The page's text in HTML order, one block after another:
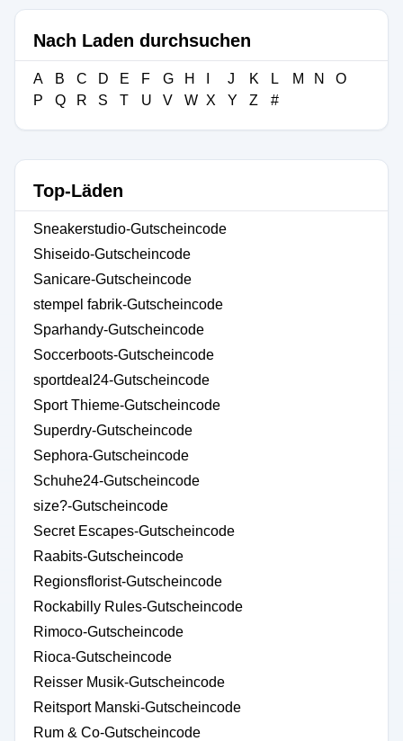
Nach Laden durchsuchen
A B C D E F G H J K L M N
O
P
Q R S T U V W X Y Z #
Top-Läden
Sneakerstudio-Gutscheincode
Shiseido-Gutscheincode
Sanicare-Gutscheincode
stempel fabrik-Gutscheincode
Sparhandy-Gutscheincode
Soccerboots-Gutscheincode
sportdeal24-Gutscheincode
Sport Thieme-Gutscheincode
Superdry-Gutscheincode
Sephora-Gutscheincode
Schuhe24-Gutscheincode
size?-Gutscheincode
Secret Escapes-Gutscheincode
Raabits-Gutscheincode
Regionsflorist-Gutscheincode
Rockabilly Rules-Gutscheincode
Rimoco-Gutscheincode
Rioca-Gutscheincode
Reisser Musik-Gutscheincode
Reitsport Manski-Gutscheincode
Rum & Co-Gutscheincode